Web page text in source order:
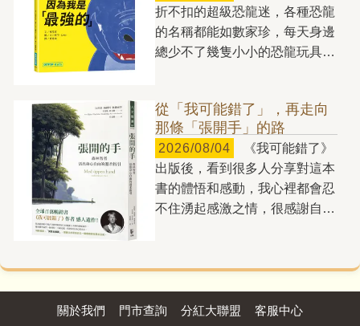
「窮得只剩下錢」；有的人花錢
如流水，毫無節制地透支自己的
未來，落得晚景淒涼的下場；但
別，將錢用得精準有度，過著自
在富足的人生。 金錢能夠以
驚人的方式形塑人們的生命。如
果你不思考如何正確地用錢，錢
就會來用你，它會控制你，會把
你變成它的囚犯，毫不留情，且
算、訣竅，或一體適用的解決方
索更多的人間樣態，貢獻給讀者
們，也因而成就《2084》這樣
的大跨越，台北成為小說主要場
靈魂甦醒，讓某些發自於此地的
獨特次聲波能被感知。 如果
不是張貴興，我們看不到這樣的
台北，就如同如果沒有張貴興，
我們看不到那樣的婆羅洲。
愛欲是《2084》中一支突出的
女人的態度與對待方式，但小說
折不扣的超級恐龍迷，各種恐龍
的名稱都能如數家珍，每天身邊
總少不了幾隻小小的恐龍玩具。
分成草食性與肉食性兩大區域，
有時則依照生活環境，安排在海
洋或陸地棲息；甚至還會仿照電
影《侏羅紀公園》的情境，為某
些恐龍設置特別管制區。 孩
子在恐龍玩具的世界裡遊戲時，
小。然而，究竟什麼才是真正的
「強大」呢？ 第一次看到
《因為我是「最強的」》時，我
從「我可能錯了」，再走向
那條「張開手」的路
2026/08/04
出版後，看到很多人分享對這本
書的體悟和感動，我心裡都會忍
不住湧起感激之情，很感謝自己
對這本書最有感的就是「我可能
錯了」、「別相信自己的每個念
頭」，也因此開始特別留意自己
關於我們 門市查詢 分紅大聯盟 客服中心